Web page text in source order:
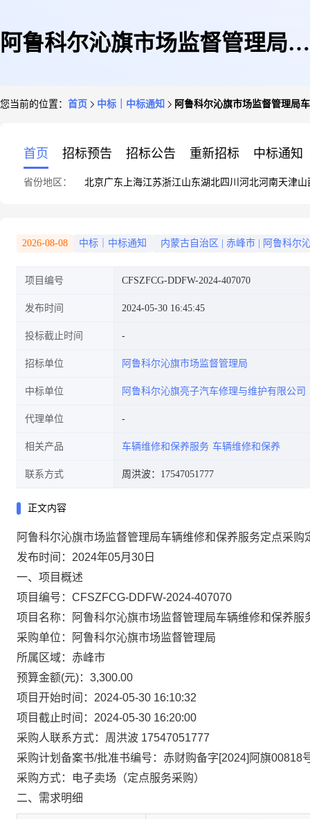
阿鲁科尔沁旗市场监督管理局车
您当前的位置： 首页 中标｜中标通知 阿鲁科尔沁旗市场监督管理局
首页 招标预告 招标公告 重新招标 中标通知
省份地区： 北京广东 上海江苏浙江山东湖北四川 河北河南天津山
2026-08-08 中标｜中标通知 内蒙古自治区 赤峰市 阿鲁科尔
项目编号 CFSZFCG-DDFW-2024-407070
发布时间 2024-05-30 16:45:45
投标截止时间
招标单位 阿鲁科尔沁旗市场监督管理局
中标单位 阿鲁科尔沁旗亮子汽车修理与维护有限公司
代理单位
相关产品 车辆维修和保养服务 车辆维修和保养
联系方式 周洪波：17547051777
正文内容
阿鲁科尔沁旗市场监督管理局车辆维修和保养服务定点采购
发布时间：2024年05月30日
一、项目概述
项目编号：CFSZFCG-DDFW-2024-407070
项目名称：阿鲁科尔沁旗市场监督管理局车辆维修和保养服
采购单位：阿鲁科尔沁旗市场监督管理局
所属区域：赤峰市
预算金额(元)：3,300.00
项目开始时间：2024-05-30 16:10:32
项目截止时间：2024-05-30 16:20:00
采购人联系方式：周洪波 17547051777
采购计划备案书/批准书编号：赤财购备字[2024]阿旗00818
采购方式：电子卖场（定点服务采购）
二、需求明细